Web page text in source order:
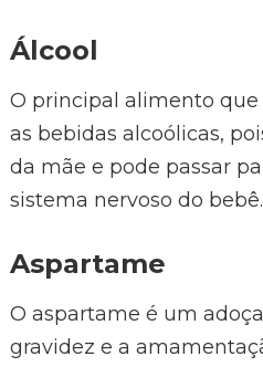
Álcool
O principal alimento
as bebidas alcoólicas,
da mãe e pode passar
sistema nervoso do bebê.
Aspartame
O aspartame é um
gravidez e a